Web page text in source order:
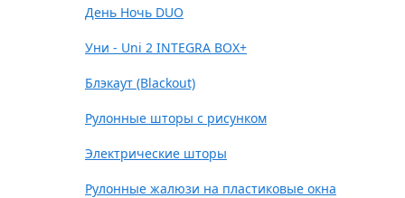
День Ночь DUO
Уни - Uni 2 INTEGRA BOX+
Блэкаут (Blackout)
Рулонные шторы с рисунком
Электрические шторы
Рулонные жалюзи на пластиковые окна